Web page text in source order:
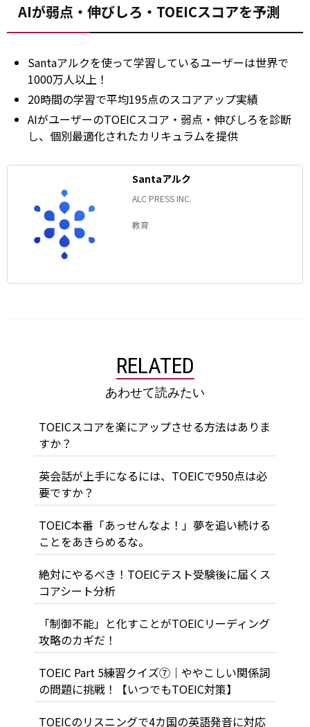
AIが弱点・伸びしろ・TOEICスコアを予測
Santaアルクを使って学習しているユーザーは世界で
1000万人以上！
20時間の学習で平均195点のスコアアップ実績
AIがユーザーのTOEICスコア・弱点・伸びしろを診断
し、個別最適化されたカリキュラムを提供
Santaアルク
ALC PRESS INC.
教育
RELATED
あわせて読みたい
TOEICスコアを楽にアップさせる方法はありま
すか？
英会話が上手になるには、TOEICで950点は必
要ですか？
TOEIC本番「あっせんなよ！」夢を追い続ける
ことをあきらめるな。
絶対にやるべき！TOEICテスト受験後に届くス
コアシート分析
「制御不能」と化すことがTOEICリーディング
攻略のカギだ！
TOEIC Part 5練習クイズ⑦｜ややこしい関係詞
の問題に挑戦！【いつでもTOEIC対策】
TOEICのリスニングで4カ国の英語発音に対応